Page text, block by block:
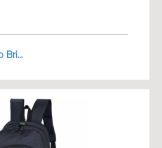
Bri...